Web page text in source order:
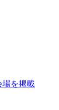
場を掲載